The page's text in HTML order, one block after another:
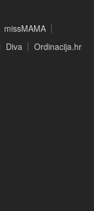
missMAMA
Diva Ordinacija.hr